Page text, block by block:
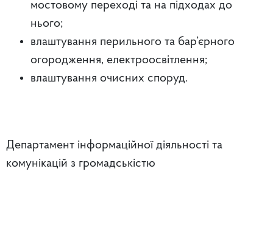
мостовому переході та на підходах до
нього;
влаштування перильного та бар’єрного
огородження, електроосвітлення;
влаштування очисних споруд.
Департамент інформаційної діяльності та
комунікацій з громадськістю